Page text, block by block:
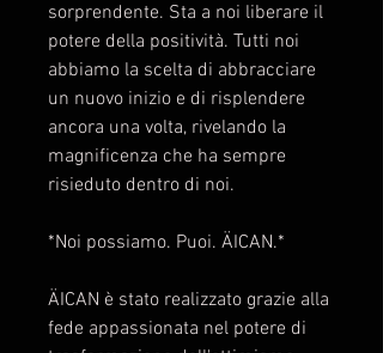
sorprendente. Sta a noi liberare il
potere della positività. Tutti noi
abbiamo la scelta di abbracciare
un nuovo inizio e di risplendere
ancora una volta, rivelando la
magnificenza che ha sempre
risieduto dentro di noi.
*Noi possiamo. Puoi. ÄICAN.*
ÄICAN è stato realizzato grazie alla
fede appassionata nel potere di